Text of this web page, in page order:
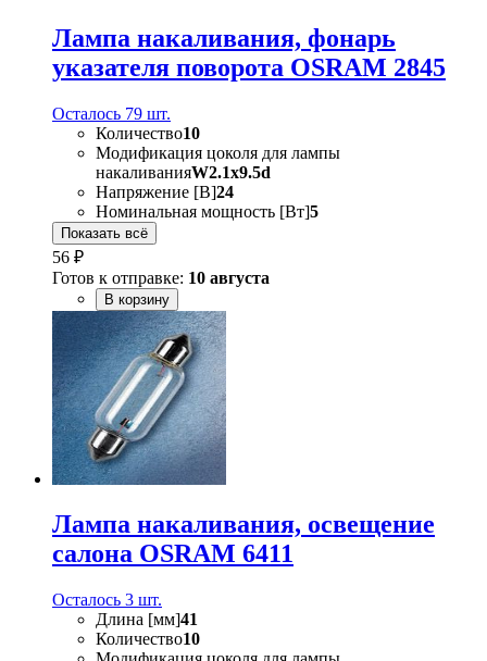
Лампа накаливания, фонарь
указателя поворота OSRAM 2845
Осталось 79 шт.
Количество10
Модификация цоколя для лампы
накаливанияW2.1x9.5d
Напряжение [В]24
Номинальная мощность [Вт]5
Показать всё
56 ₽
Готов к отправке: 10 августа
В корзину
Лампа накаливания, oсвещение
салона OSRAM 6411
Осталось 3 шт.
Длина [мм]41
Количество10